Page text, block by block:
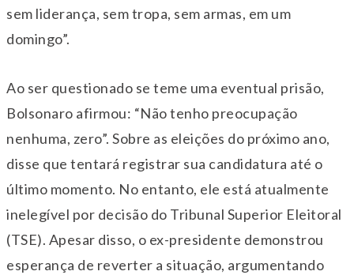
sem liderança, sem tropa, sem armas, em um
domingo”.
Ao ser questionado se teme uma eventual prisão,
Bolsonaro afirmou: “Não tenho preocupação
nenhuma, zero”. Sobre as eleições do próximo ano,
disse que tentará registrar sua candidatura até o
último momento. No entanto, ele está atualmente
inelegível por decisão do Tribunal Superior Eleitoral
(TSE). Apesar disso, o ex-presidente demonstrou
esperança de reverter a situação, argumentando